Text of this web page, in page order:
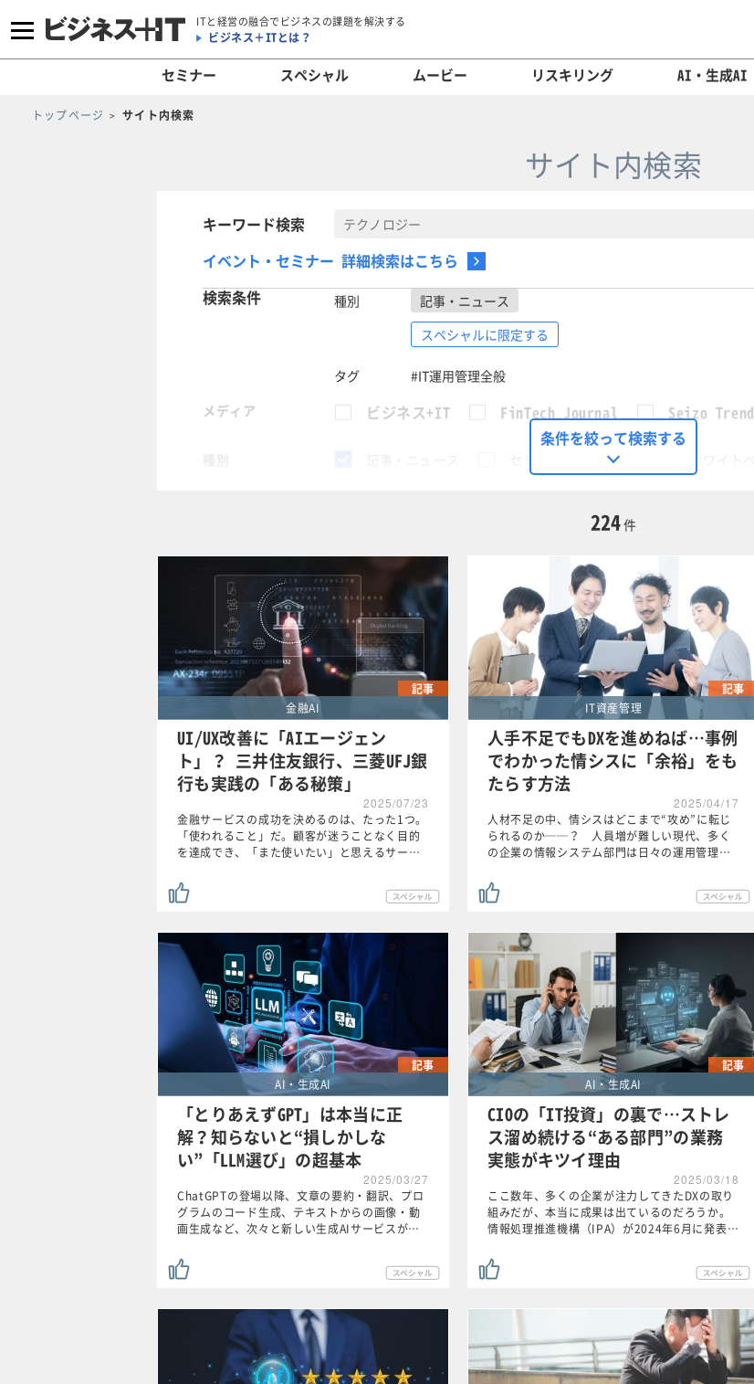
ITと経営の融合でビジネスの課題を解決する
ビジネス＋ITとは？
セミナー スペシャル ムービー リスキリング AI・生成AI
トップページ サイト内検索
サイト内検索
キーワード検索
イベント・セミナー 詳細検索はこちら
検索条件
種別
記事・ニュース
スペシャルに限定する
タグ
#IT運用管理全般
メディア
ビジネス+IT FinTech Journal Seizo Trend
動画
タグ
IT運用管理全般
クリア この条件で検索する
条件を絞って検索する
224件
記事
金融AI
UI/UX改善に「AIエージェン
ト」？ 三井住友銀行、三菱UFJ銀
行も実践の「ある秘策」
2025/07/23
金融サービスの成功を決めるのは、たった1つ。
「使われること」だ。顧客が迷うことなく目的
を達成でき、「また使いたい」と思えるサー…
記事
IT資産管理
人手不足でもDXを進めねば…事例
でわかった情シスに「余裕」をも
たらす方法
2025/04/17
人材不足の中、情シスはどこまで“攻め”に転じ
られるのか──？ 人員増が難しい現代、多く
の企業の情報システム部門は日々の運用管理…
記事
AI・生成AI
「とりあえずGPT」は本当に正
解？知らないと“損しかしな
い”「LLM選び」の超基本
2025/03/27
ChatGPTの登場以降、文章の要約・翻訳、プロ
グラムのコード生成、テキストからの画像・動
画生成など、次々と新しい生成AIサービスが…
記事
AI・生成AI
CIOの「IT投資」の裏で…ストレ
ス溜め続ける“ある部門”の業務
実態がキツイ理由
2025/03/18
ここ数年、多くの企業が注力してきたDXの取り
組みだが、本当に成果は出ているのだろうか。
情報処理推進機構（IPA）が2024年6月に発表…